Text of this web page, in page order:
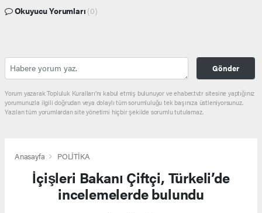
Okuyucu Yorumları (0)
Gönder
Yorum yazarak Topluluk Kuralları’nı kabul etmiş bulunuyor ve ehaber.tv.tr sitesine yaptığınız
yorumunuzla ilgili doğrudan veya dolaylı tüm sorumluluğu tek başınıza üstleniyorsunuz.
Yazılan tüm yorumlardan site yönetimi hiçbir şekilde sorumlu tutulamaz.
Anasayfa POLİTİKA
İçişleri Bakanı Çiftçi, Türkeli’de
incelemelerde bulundu